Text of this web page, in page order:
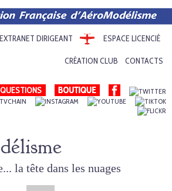
EXTRANET DIRIGEANT ESPACE LICENCIÉ
CRÉATION CLUB CONTACTS
la tête dans les nuages